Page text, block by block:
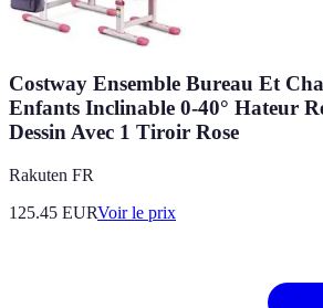
Costway Ensemble Bureau Et
Enfants Inclinable 0-40° Hateur
Dessin Avec 1 Tiroir Rose
Rakuten FR
125.45 EURVoir le prix